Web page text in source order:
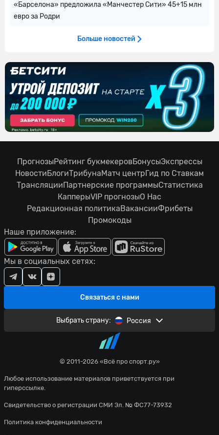
«Барселона» предложила «Манчестер Сити» 45+15 млн
евро за Родри
Больше новостей
© 2011-2026 «Всё про спорт.ру»
Любое использование материалов приветствуется при
гиперссылке.
Свидетельство о регистрации СМИ Эл. № ФС77-73932
Политика конфиденциальности
ПрогнозыРейтинг букмекеровБонусыЭкспрессы
НовостиБлогиТрибунаМатч центрГид по Ставкам
ТрансляцииПартнерские программыСтатистика
КапперыVIP прогнозыО Нас
Редакционная политикаВакансииФрибеты
Промокоды
Наше приложение:
Связаться с нами
Мы в социальных сетях:
Выбрать страну: Россия